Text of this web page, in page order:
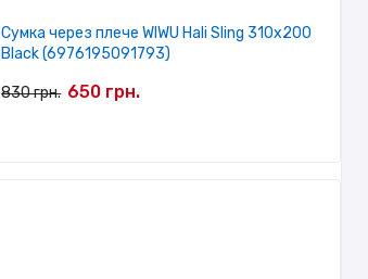
Сумка через плече WIWU Hali Sling 310х200
Black (6976195091793)
830 грн. 650 грн.